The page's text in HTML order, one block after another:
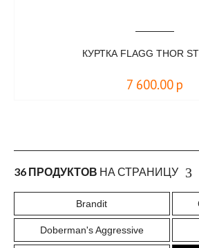
КУРТКА FLAGG THOR
7 600.00 р
36 ПРОДУКТОВ НА СТРАНИЦУ
Brandit
Doberman's Aggressive